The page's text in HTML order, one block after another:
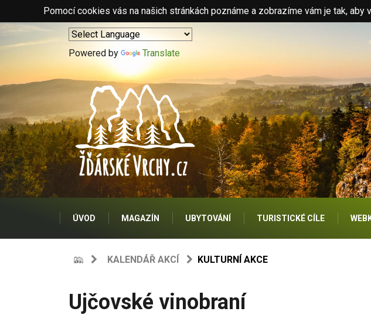
Pomocí cookies vás na našich stránkách poznáme a zobrazíme vám je tak,
Powered by Translate
ÚVOD MAGAZÍN UBYTOVÁNÍ TURISTICKÉ CÍLE
KALENDÁŘ AKCÍ KULTURNÍ AKCE
Ujčovské vinobraní